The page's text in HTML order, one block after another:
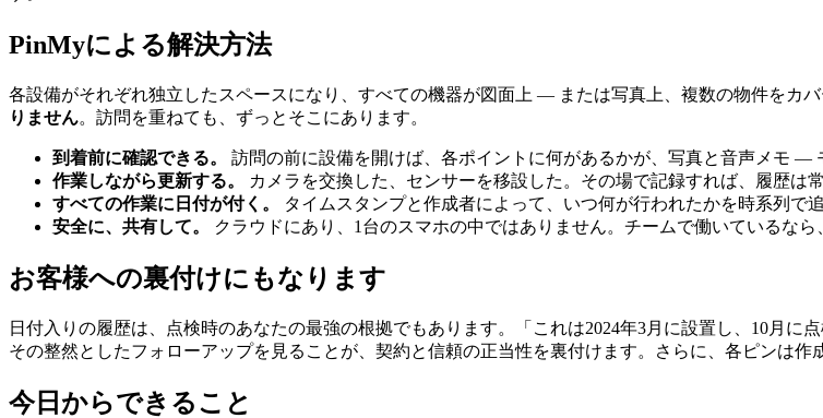
PinMyによる解決方法
各設備がそれぞれ独立したスペースになり、すべての機器が図面上 ― または写真上、複数の物件をカ
りません。訪問を重ねても、ずっとそこにあります。
到着前に確認できる。
訪問の前に設備を開けば、各ポイントに何があるかが、写真と音声メモ ―
作業しながら更新する。
カメラを交換した、センサーを移設した。その場で記録すれば、履歴は常
すべての作業に日付が付く。
タイムスタンプと作成者によって、いつ何が行われたかを時系列で
安全に、共有して。
クラウドにあり、1台のスマホの中ではありません。チームで働いているなら
お客様への裏付けにもなります
日付入りの履歴は、点検時のあなたの最強の根拠でもあります。「これは2024年3月に設置し、10月に
その整然としたフォローアップを見ることが、契約と信頼の正当性を裏付けます。さらに、各ピンは
今日からできること